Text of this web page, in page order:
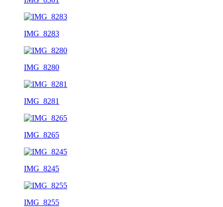
IMG_8283
IMG_8280
IMG_8281
IMG_8265
IMG_8245
IMG_8255